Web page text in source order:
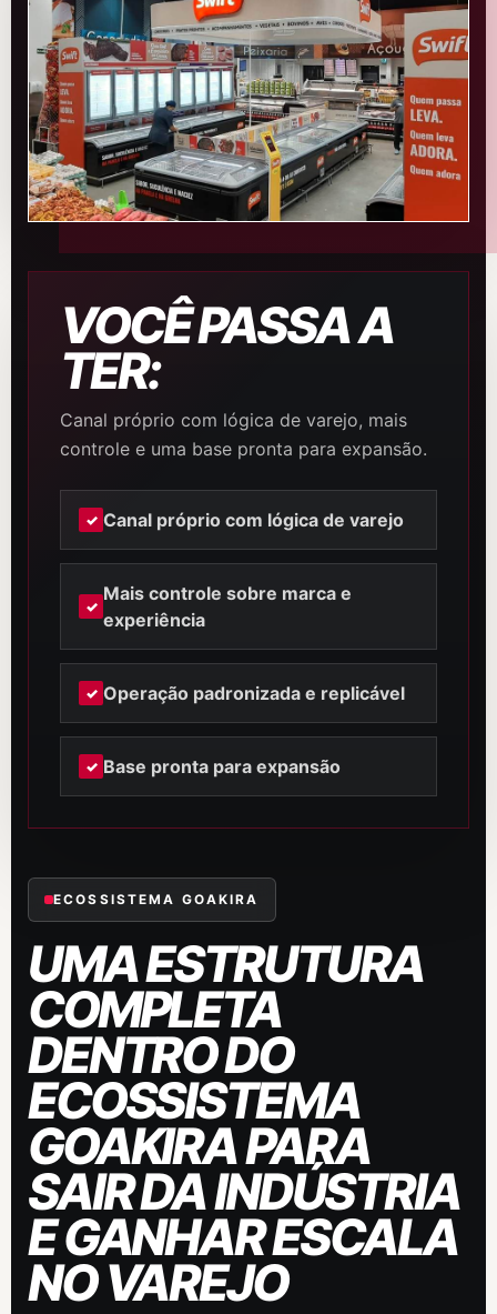
VOCÊ PASSA A
TER:
Canal próprio com lógica de varejo, mais
controle e uma base pronta para expansão.
Canal próprio com lógica de varejo
Mais controle sobre marca e
experiência
Operação padronizada e replicável
Base pronta para expansão
ECOSSISTEMA GOAKIRA
UMA ESTRUTURA
COMPLETA
DENTRO DO
ECOSSISTEMA
GOAKIRA PARA
SAIR DA INDÚSTRIA
E GANHAR ESCALA
NO VAREJO